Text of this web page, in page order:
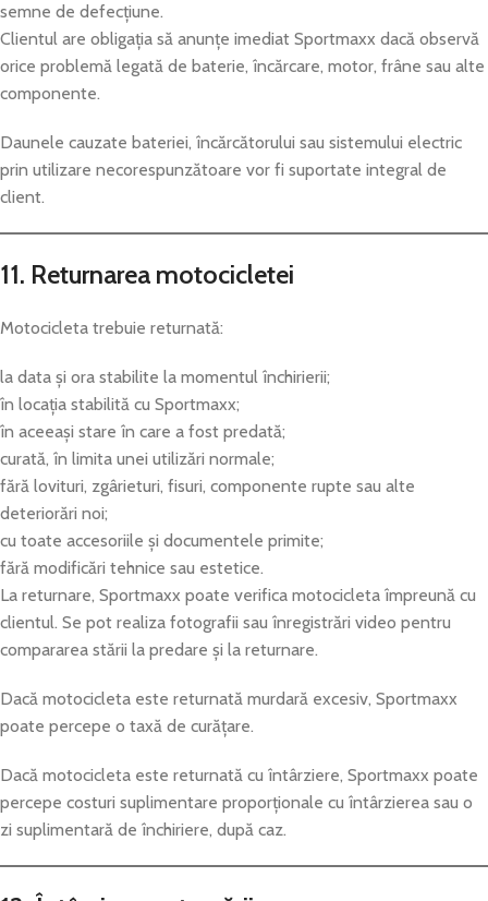
semne de defecțiune.
Clientul are obligația să anunțe imediat Sportmaxx dacă observă
orice problemă legată de baterie, încărcare, motor, frâne sau alte
componente.
Daunele cauzate bateriei, încărcătorului sau sistemului electric
prin utilizare necorespunzătoare vor fi suportate integral de
client.
11. Returnarea motocicletei
Motocicleta trebuie returnată:
la data și ora stabilite la momentul închirierii;
în locația stabilită cu Sportmaxx;
în aceeași stare în care a fost predată;
curată, în limita unei utilizări normale;
fără lovituri, zgârieturi, fisuri, componente rupte sau alte
deteriorări noi;
cu toate accesoriile și documentele primite;
fără modificări tehnice sau estetice.
La returnare, Sportmaxx poate verifica motocicleta împreună cu
clientul. Se pot realiza fotografii sau înregistrări video pentru
compararea stării la predare și la returnare.
Dacă motocicleta este returnată murdară excesiv, Sportmaxx
poate percepe o taxă de curățare.
Dacă motocicleta este returnată cu întârziere, Sportmaxx poate
percepe costuri suplimentare proporționale cu întârzierea sau o
zi suplimentară de închiriere, după caz.